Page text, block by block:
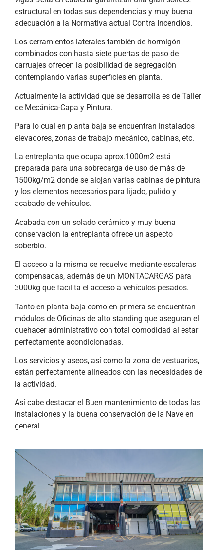
estructural en todas sus dependencias y muy buena
adecuación a la Normativa actual Contra Incendios.
Los cerramientos laterales también de hormigón
combinados con hasta siete puertas de paso de
carruajes ofrecen la posibilidad de segregación
contemplando varias superficies en planta.
Actualmente la actividad que se desarrolla es de Taller
de Mecánica-Capa y Pintura.
Para lo cual en planta baja se encuentran instalados
elevadores, zonas de trabajo mecánico, cabinas, etc.
La entreplanta que ocupa aprox.1000m2 está
preparada para una sobrecarga de uso de más de
1500kg/m2 donde se alojan varias cabinas de pintura
y los elementos necesarios para lijado, pulido y
acabado de vehículos.
Acabada con un solado cerámico y muy buena
conservación la entreplanta ofrece un aspecto
soberbio.
El acceso a la misma se resuelve mediante escaleras
compensadas, además de un MONTACARGAS para
3000kg que facilita el acceso a vehículos pesados.
Tanto en planta baja como en primera se encuentran
módulos de Oficinas de alto standing que aseguran el
quehacer administrativo con total comodidad al estar
perfectamente acondicionadas.
Los servicios y aseos, así como la zona de vestuarios,
están perfectamente alineados con las necesidades de
la actividad.
Así cabe destacar el Buen mantenimiento de todas las
instalaciones y la buena conservación de la Nave en
general.